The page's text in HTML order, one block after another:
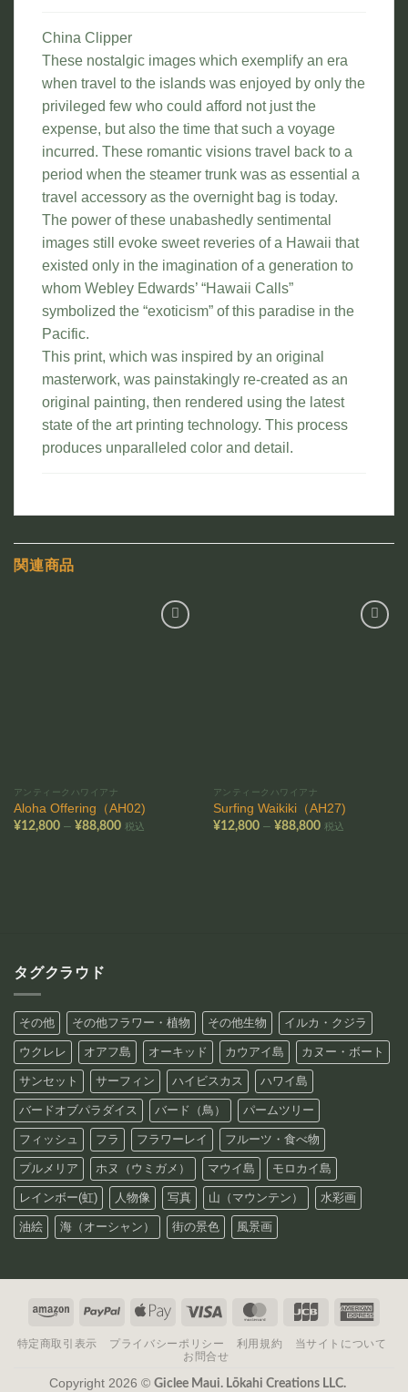
China Clipper
These nostalgic images which exemplify an era
when travel to the islands was enjoyed by only the
privileged few who could afford not just the
expense, but also the time that such a voyage
incurred. These romantic visions travel back to a
period when the steamer trunk was as essential a
travel accessory as the overnight bag is today.
The power of these unabashedly sentimental
images still evoke sweet reveries of a Hawaii that
existed only in the imagination of a generation to
whom Webley Edwards’ “Hawaii Calls”
symbolized the “exoticism” of this paradise in the
Pacific.
This print, which was inspired by an original
masterwork, was painstakingly re-created as an
original painting, then rendered using the latest
state of the art printing technology. This process
produces unparalleled color and detail.
関連商品
アンティークハワイアナ
Aloha Offering（AH02)
¥12,800 – ¥88,800価税込
アンティークハワイアナ
Surfing Waikiki（AH27)
¥12,800 – ¥88,800価税込
タグクラウド
その他 その他フラワー・植物 その他生物 イルカ・クジラ
ウクレレ オアフ島 オーキッド カウアイ島 カヌー・ボート
サンセット サーフィン ハイビスカス ハワイ島
バードオブパラダイス バード（鳥） パームツリー
フィッシュ フラ フラワーレイ フルーツ・食べ物
プルメリア ホヌ（ウミガメ） マウイ島 モロカイ島
レインボー(虹) 人物像 写真 山（マウンテン） 水彩画
油絵 海（オーシャン） 街の景色 風景画
Amazon PayPal
Apple
Visa MasterCardJCB
特定商取引表示 プライバシーポリシー 利用規約
当サイトについて
お問合せ
Copyright 2026 © Giclee Maui. Lōkahi Creations LLC.